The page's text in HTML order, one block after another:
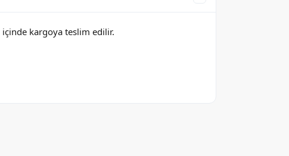
içinde kargoya teslim edilir.